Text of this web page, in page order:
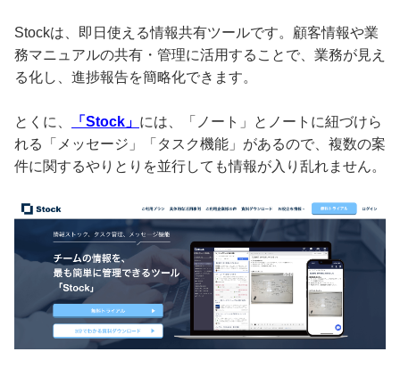
Stockは、即日使える情報共有ツールです。顧客情報や業
務マニュアルの共有・管理に活用することで、業務が見え
る化し、進捗報告を簡略化できます。
とくに、 「Stock」 には、「ノート」とノートに紐づけら
れる「メッセージ」「タスク機能」があるので、複数の案
件に関するやりとりを並行しても情報が入り乱れません。